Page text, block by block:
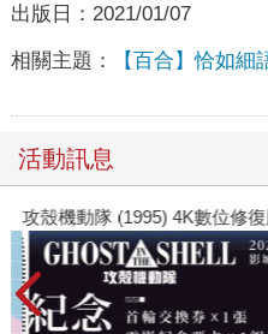
出版日： 2021/01/07
相關主題： 【百合】恰如細
活動訊息
攻殼機動隊 (1995) 4K數位修